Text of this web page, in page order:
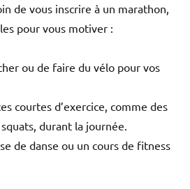
de vous inscrire à un marathon,
pour vous motiver :
ou de faire du vélo pour vos
courtes d’exercice, comme des
durant la journée.
de danse ou un cours de fitness